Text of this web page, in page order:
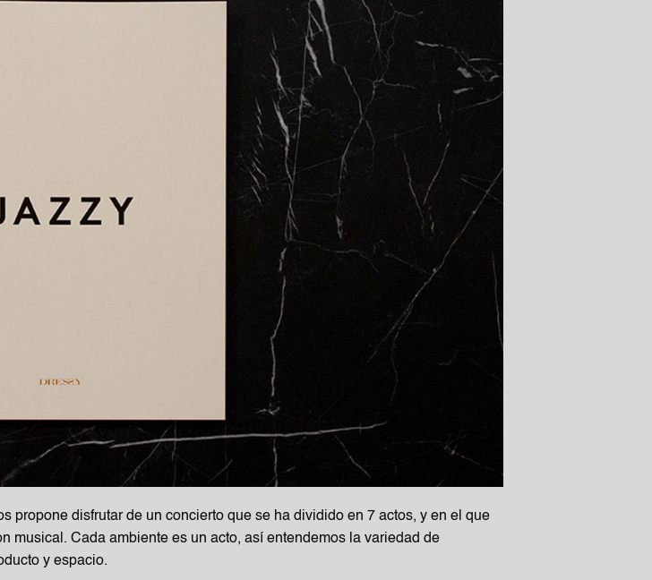
propone disfrutar de un concierto que se ha dividido en 7 actos, y en el que
musical. Cada ambiente es un acto, así entendemos la variedad de
y espacio.